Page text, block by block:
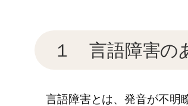
１ 言語障害の
言語障害とは、発音が不明